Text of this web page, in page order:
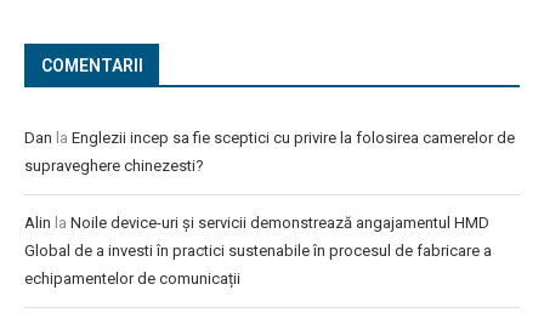
COMENTARII
Dan la Englezii incep sa fie sceptici cu privire la folosirea camerelor de
supraveghere chinezesti?
Alin la Noile device-uri și servicii demonstrează angajamentul HMD
Global de a investi în practici sustenabile în procesul de fabricare a
echipamentelor de comunicații